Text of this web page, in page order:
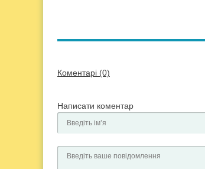
Коментарі (0)
Написати коментар